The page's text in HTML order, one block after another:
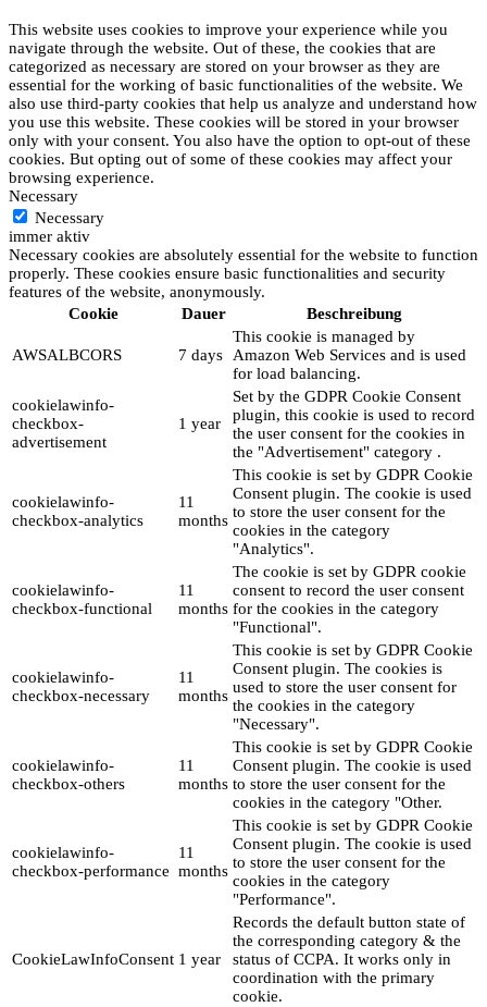
This website uses cookies to improve your experience while you
navigate through the website. Out of these, the cookies that are
categorized as necessary are stored on your browser as they are
essential for the working of basic functionalities of the website. We
also use third-party cookies that help us analyze and understand how
you use this website. These cookies will be stored in your browser
only with your consent. You also have the option to opt-out of these
cookies. But opting out of some of these cookies may affect your
browsing experience.
Necessary
Necessary
immer aktiv
Necessary cookies are absolutely essential for the website to function
properly. These cookies ensure basic functionalities and security
features of the website, anonymously.
Cookie
Dauer Beschreibung
AWSALBCORS 7 days
This cookie is managed by
Amazon Web Services and is used
for load balancing.
cookielawinfo-
checkbox-
advertisement
1 year
Set by the GDPR Cookie Consent
plugin, this cookie is used to record
the user consent for the cookies in
the "Advertisement" category .
cookielawinfo-
checkbox-analytics
11
months
This cookie is set by GDPR Cookie
Consent plugin. The cookie is used
to store the user consent for the
cookies in the category
"Analytics".
cookielawinfo-
checkbox-functional
11
months
The cookie is set by GDPR cookie
consent to record the user consent
for the cookies in the category
"Functional".
cookielawinfo-
checkbox-necessary
11
months
This cookie is set by GDPR Cookie
Consent plugin. The cookies is
used to store the user consent for
the cookies in the category
"Necessary".
cookielawinfo-
checkbox-others
11
months
This cookie is set by GDPR Cookie
Consent plugin. The cookie is used
to store the user consent for the
cookies in the category "Other.
cookielawinfo-
checkbox-performance
11
months
This cookie is set by GDPR Cookie
Consent plugin. The cookie is used
to store the user consent for the
cookies in the category
"Performance".
CookieLawInfoConsent 1 year
Records the default button state of
the corresponding category & the
status of CCPA. It works only in
coordination with the primary
cookie.